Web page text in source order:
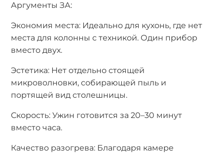
Аргументы ЗА:
Экономия места: Идеально для кухонь, где нет
места для колонны с техникой. Один прибор
вместо двух.
Эстетика: Нет отдельно стоящей
микроволновки, собирающей пыль и
портящей вид столешницы.
Скорость: Ужин готовится за 20–30 минут
вместо часа.
Качество разогрева: Благодаря камере